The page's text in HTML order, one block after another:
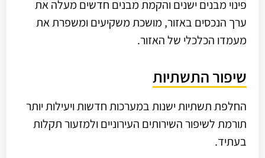
פינוי מבנים ישנים והקמת מבנים חדשים מעלה את
ערך הנכסים באזור, מושכת משקיעים ומשפרת את
מעמדו הכלכלי של האזור.
שיפור התשתיות
החלפת תשתיות ישנות במערכות חדשות ויעילות יותר
תורמת לשיפור השירותים העירוניים ולמזעור תקלות
בעתיד.